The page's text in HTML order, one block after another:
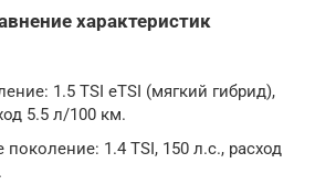
характеристик
1.5 TSI eTSI (мягкий гибрид),
5.5 л/100 км.
1.4 TSI, 150 л.с., расход